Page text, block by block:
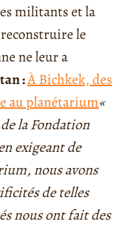
militants et la
le
ne leur a
an :À Bichkek, des
au planétarium«
la Fondation
exigeant de
nous avons
de telles
nous ont fait des